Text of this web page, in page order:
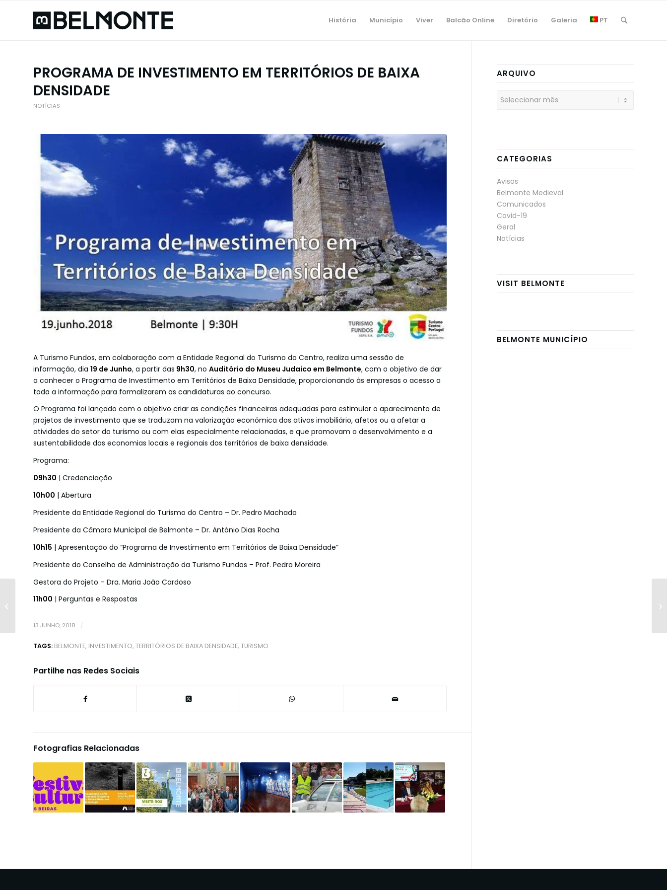
História Município Viver Balcão Online Diretório Galeria PT
PROGRAMA DE INVESTIMENTO EM TERRITÓRIOS DE BAIXA
DENSIDADE
NOTÍCIAS
A Turismo Fundos, em colaboração com a ​Entidade Regional do Turismo do Centro, realiza uma sessão de
informação, dia 19 de Junho, a partir das 9h30, no Auditório do Museu Judaico em Belmonte, com o objetivo de dar
a conhecer o Programa de Investimento em Territórios de Baixa Densidade, proporcionando às empresas o acesso a
toda a informação para formalizarem as candidaturas ao concurso.
O Programa foi lançado com o objetivo criar as condições financeiras adequadas para estimular o aparecimento de
projetos de investimento que se traduzam na valorização económica dos ativos imobiliário, afetos ou a afetar a
atividades do setor do turismo ou com elas especialmente relacionadas, e que promovam o desenvolvimento e a
sustentabilidade das economias locais e regionais dos territórios de baixa densidade.
Programa:
09h30 | Credenciação
10h00 | Abertura
Presidente da Entidade Regional do Turismo do Centro – Dr. Pedro Machado
Presidente da Câmara Municipal de Belmonte – Dr. António Dias Rocha
10h15 | Apresentação do “Programa de Investimento em Territórios de Baixa Densidade”
Presidente do Conselho de Administração da Turismo Fundos – Prof. Pedro Moreira
Gestora do Projeto – Dra. Maria João Cardoso
11h00 | Perguntas e Respostas
13 JUNHO, 2018 /
TAGS: BELMONTE, INVESTIMENTO, TERRITÓRIOS DE BAIXA DENSIDADE, TURISMO
Partilhe nas Redes Sociais
Fotografias Relacionadas
ARQUIVO
CATEGORIAS
Avisos
Belmonte Medieval
Comunicados
Covid-19
Geral
Notícias
VISIT BELMONTE
BELMONTE MUNICÍPIO
39º Grande Prémio
Abimota | Altice -